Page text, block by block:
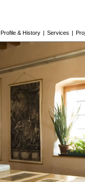
Profile & History | Services |